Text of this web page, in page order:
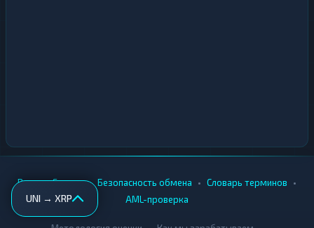
UNI → XRP
Вики • Города • Безопасность обмена • Словарь терминов •
AML-проверка